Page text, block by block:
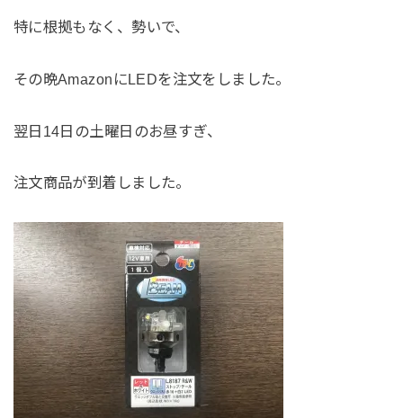
特に根拠もなく、勢いで、
その晩AmazonにLEDを注文をしました。
翌日14日の土曜日のお昼すぎ、
注文商品が到着しました。